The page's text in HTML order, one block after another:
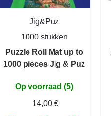
Jig&Puz
1000 stukken
Puzzle Roll Mat up to
1000 pieces Jig & Puz
Op voorraad (5)
14,00 €